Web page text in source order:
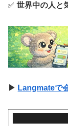
✅ 世界中の人と
▶ Langmateで